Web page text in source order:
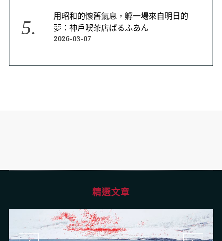
用昭和的懷舊氣息，孵一場來自明日的
夢：神戶喫茶店ぱるふあん
2026-03-07
精選文章